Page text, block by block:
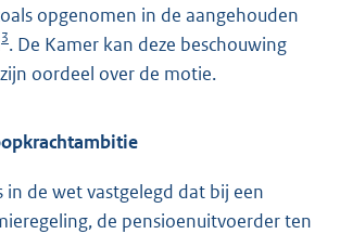
opgenomen in de aangehouden
3. De Kamer kan deze beschouwing
oordeel over de motie.
in de wet vastgelegd dat bij een
de pensioenuitvoerder ten